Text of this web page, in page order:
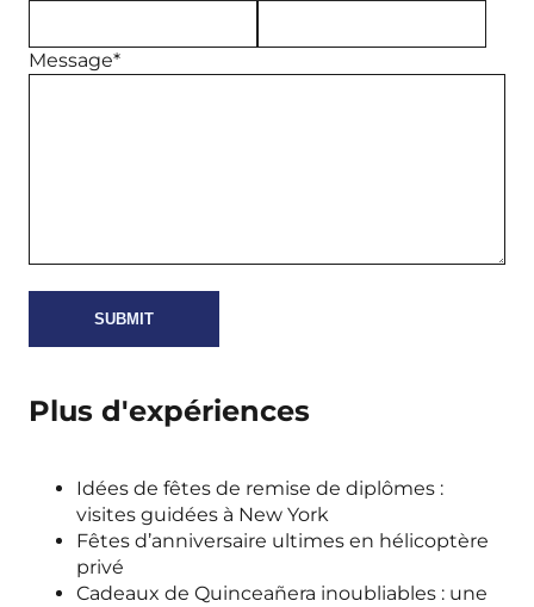
Message*
Plus d'expériences
Idées de fêtes de remise de diplômes :
visites guidées à New York
Fêtes d’anniversaire ultimes en hélicoptère
privé
Cadeaux de Quinceañera inoubliables : une